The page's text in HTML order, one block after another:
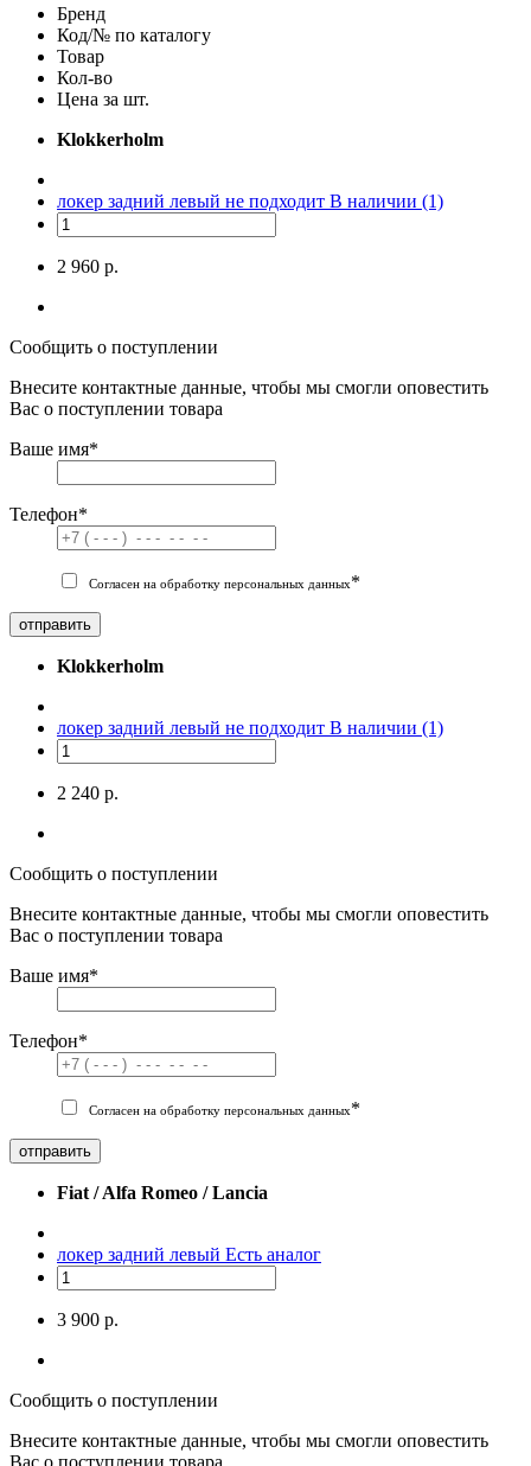
Бренд
Код/№ по каталогу
Товар
Кол-во
Цена за шт.
Klokkerholm
локер задний левый не подходит В наличии (1)
2 960 р.
Сообщить о поступлении
Внесите контактные данные, чтобы мы смогли оповестить
Вас о поступлении товара
Ваше имя*
Телефон*
Согласен на обработку персональных данных*
отправить
Klokkerholm
локер задний левый не подходит В наличии (1)
2 240 р.
Сообщить о поступлении
Внесите контактные данные, чтобы мы смогли оповестить
Вас о поступлении товара
Ваше имя*
Телефон*
Согласен на обработку персональных данных*
отправить
Fiat / Alfa Romeo / Lancia
локер задний левый Есть аналог
3 900 р.
Сообщить о поступлении
Внесите контактные данные, чтобы мы смогли оповестить
Вас о поступлении товара